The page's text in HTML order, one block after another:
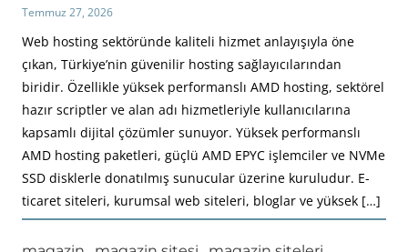
Temmuz 27, 2026
Web hosting sektöründe kaliteli hizmet anlayışıyla öne
çıkan, Türkiye’nin güvenilir hosting sağlayıcılarından
biridir. Özellikle yüksek performanslı AMD hosting, sektörel
hazır scriptler ve alan adı hizmetleriyle kullanıcılarına
kapsamlı dijital çözümler sunuyor. Yüksek performanslı
AMD hosting paketleri, güçlü AMD EPYC işlemciler ve NVMe
SSD disklerle donatılmış sunucular üzerine kuruludur. E-
ticaret siteleri, kurumsal web siteleri, bloglar ve yüksek […]